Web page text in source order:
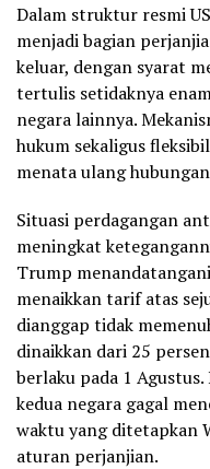
Dalam struktur resmi
menjadi bagian
keluar, dengan syarat
tertulis setidaknya
negara lainnya.
hukum sekaligus
menata ulang
Situasi perdagangan
meningkat
Trump
menaikkan tarif atas
dianggap tidak
dinaikkan dari 25
berlaku pada 1
kedua negara gagal
waktu yang ditetapkan
aturan perjanjian.